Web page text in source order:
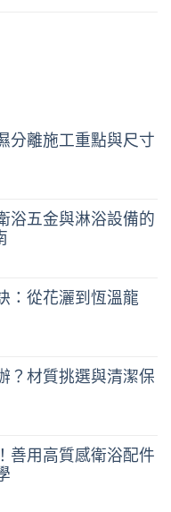
分離施工重點與尺寸
浴五金與淋浴設備的
：從花灑到恆溫龍
？材質挑選與清潔保
善用高質感衛浴配件